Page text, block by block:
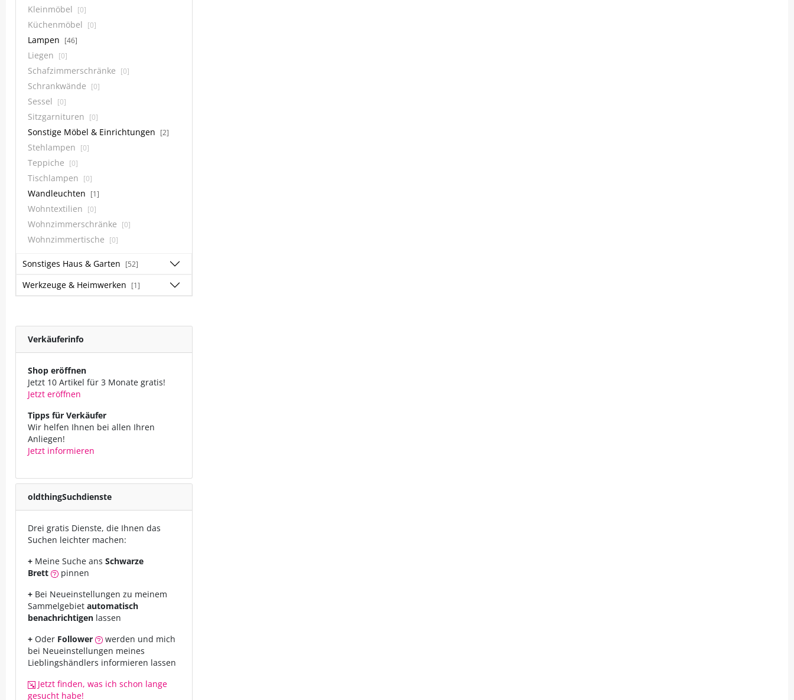
Kleinmöbel [0]
Küchenmöbel [0]
Lampen [46]
Liegen [0]
Schafzimmerschränke [0]
Schrankwände [0]
Sessel [0]
Sitzgarnituren [0]
Sonstige Möbel & Einrichtungen [2]
Stehlampen [0]
Teppiche [0]
Tischlampen [0]
Wandleuchten [1]
Wohntextilien [0]
Wohnzimmerschränke [0]
Wohnzimmertische [0]
Sonstiges Haus & Garten [52]
Werkzeuge & Heimwerken [1]
Verkäuferinfo
Shop eröffnen
Jetzt 10 Artikel für 3 Monate gratis!
Jetzt eröffnen
Tipps für Verkäufer
Wir helfen Ihnen bei allen Ihren
Anliegen!
Jetzt informieren
oldthingSuchdienste
Drei gratis Dienste, die Ihnen das
Suchen leichter machen:
+ Meine Suche ans Schwarze
Brett
pinnen
+ Bei Neueinstellungen zu meinem
Sammelgebiet automatisch
benachrichtigen lassen
+ Oder Follower
werden und mich
bei Neueinstellungen meines
Lieblingshändlers informieren lassen
Jetzt finden, was ich schon lange
gesucht habe!